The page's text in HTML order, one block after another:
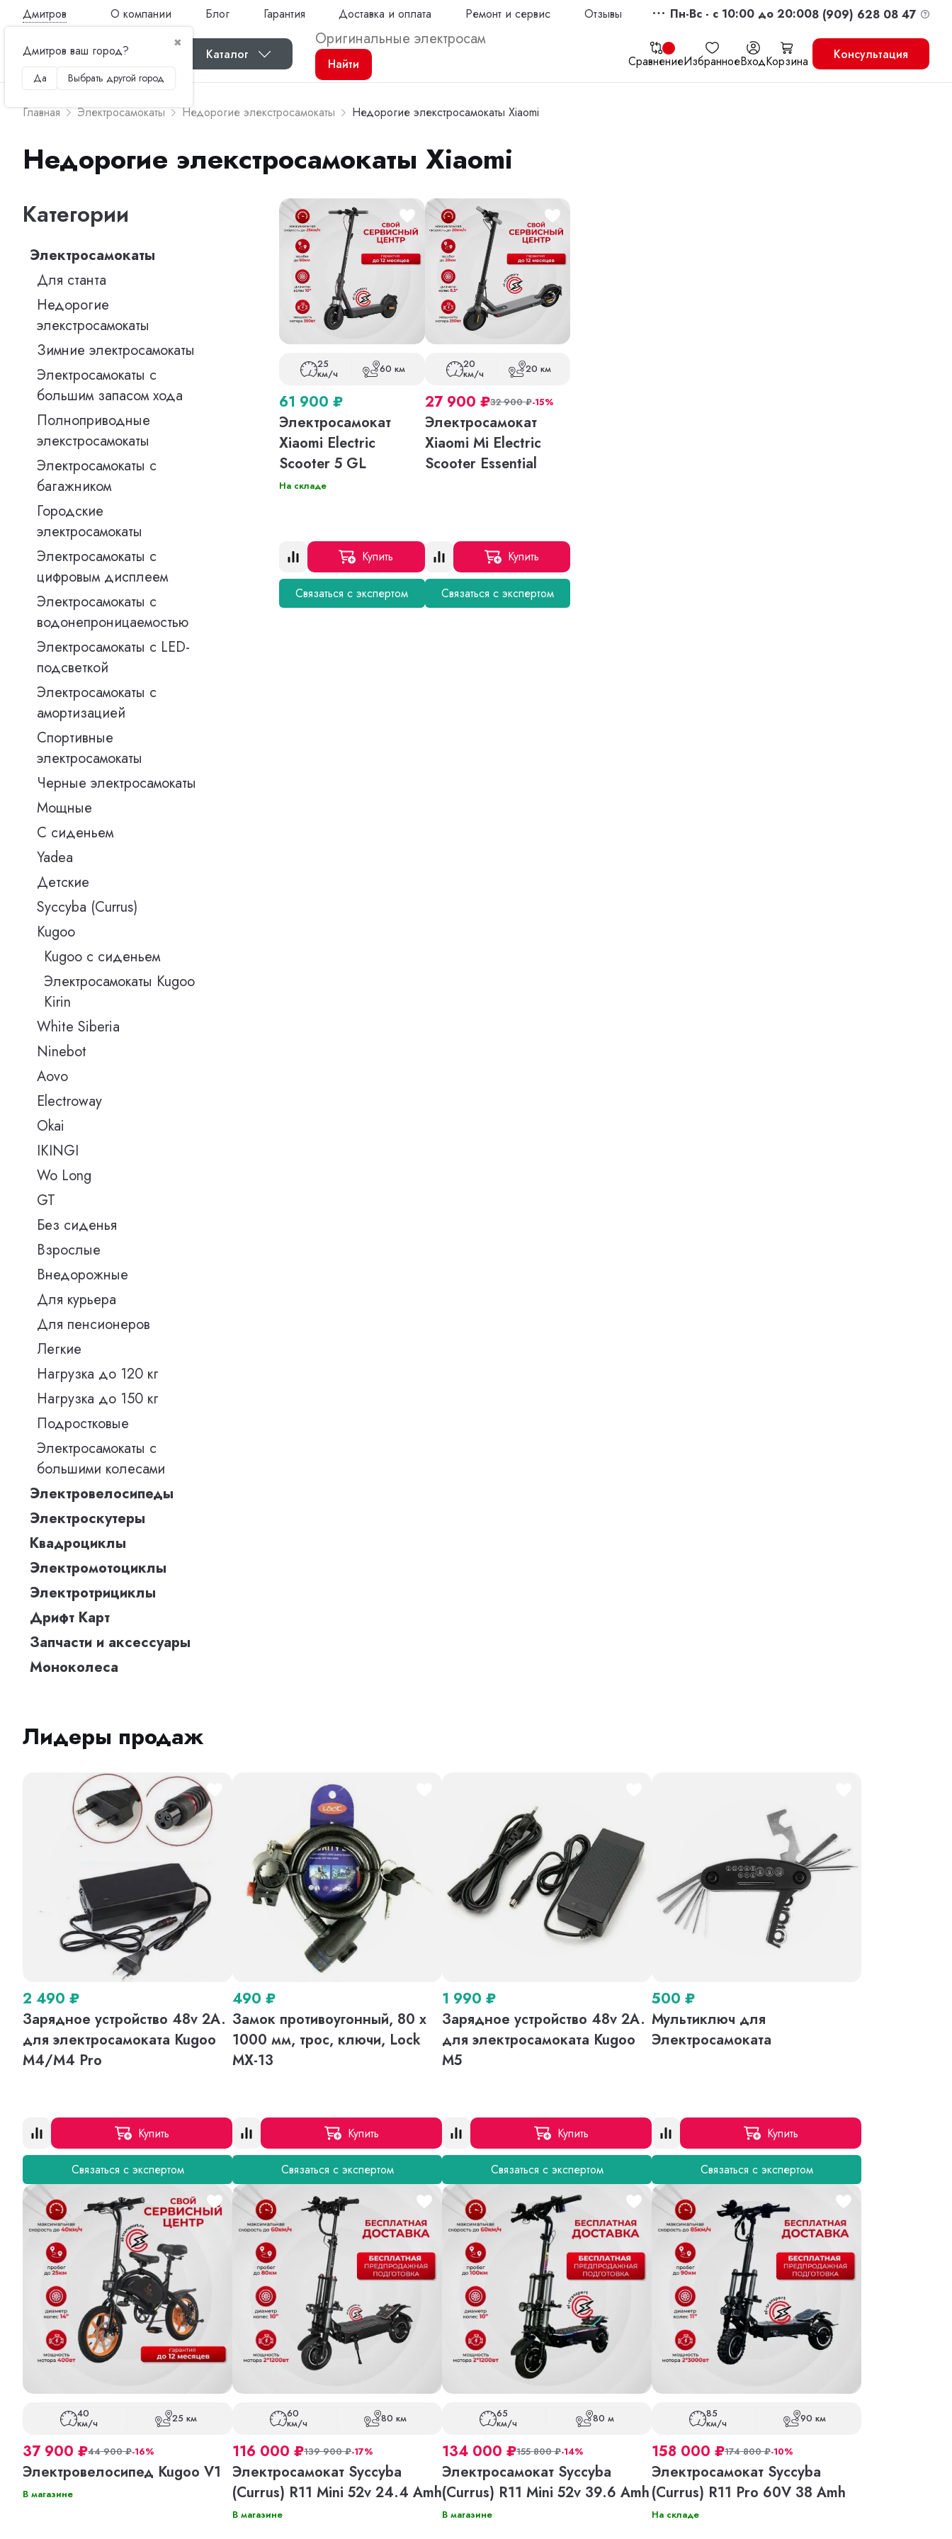
Дмитров
✖
Дмитров ваш город?
Да Выбрать другой город
О компании Блог Гарантия Доставка и оплата Ремонт и сервис Отзывы Пн-Вс - c 10:00 до 20:008 (909) 628 08 47
Каталог СравнениеИзбранноеВходКорзина
Найти
Консультация
Главная Электросамокаты Недорогие элекстросамокаты Недорогие элекстросамокаты Xiaomi
Недорогие элекстросамокаты Xiaomi
Категории
Электросамокаты
Для станта
Недорогие
элекстросамокаты
Зимние электросамокаты
Электросамокаты с
большим запасом хода
Полноприводные
элекстросамокаты
Электросамокаты с
багажником
Городские
электросамокаты
Электросамокаты с
цифровым дисплеем
Электросамокаты с
водонепроницаемостью
Электросамокаты с LED-
подсветкой
Электросамокаты с
амортизацией
Спортивные
электросамокаты
Черные электросамокаты
Мощные
С сиденьем
Yadea
Детские
Syccyba (Currus)
Kugoo
Kugoo с сиденьем
Электросамокаты Kugoo
Kirin
White Siberia
Ninebot
Aovo
Electroway
Okai
IKINGI
Wo Long
GT
Без сиденья
Взрослые
Внедорожные
Для курьера
Для пенсионеров
Легкие
Нагрузка до 120 кг
Нагрузка до 150 кг
Подростковые
Электросамокаты с
большими колесами
Электровелосипеды
Электроскутеры
Квадроциклы
Электромотоциклы
Электротрициклы
Дрифт Карт
Запчасти и аксессуары
Моноколеса
25
км/ч 60 км
61 900 ₽
Электросамокат
Xiaomi Electric
Scooter 5 GL
На складе
Купить
Связаться с экспертом
20
км/ч 20 км
27 900 ₽32 900₽-15%
Электросамокат
Xiaomi Mi Electric
Scooter Essential
Купить
Связаться с экспертом
Лидеры продаж
2 490 ₽
Зарядное устройство 48v 2A.
для электросамоката Kugoo
M4/M4 Pro
Купить
Связаться с экспертом
490 ₽
Замок противоугонный, 80 х
1000 мм, трос, ключи, Lock
MX-13
Купить
Связаться с экспертом
1 990 ₽
Зарядное устройство 48v 2A.
для электросамоката Kugoo
M5
Купить
Связаться с экспертом
500 ₽
Мультиключ для
Электросамоката
Купить
Связаться с экспертом
40
км/ч 25 км
37 900 ₽44 900₽-16%
Электровелосипед Kugoo V1
В магазине
60
км/ч 80 км
116 000 ₽139 900₽-17%
Электросамокат Syccyba
(Currus) R11 Mini 52v 24.4 Amh
В магазине
65
км/ч 80 м
134 000 ₽155 800₽-14%
Электросамокат Syccyba
(Currus) R11 Mini 52v 39.6 Amh
В магазине
85
км/ч 90 км
158 000 ₽174 800₽-10%
Электросамокат Syccyba
(Currus) R11 Pro 60V 38 Amh
На складе